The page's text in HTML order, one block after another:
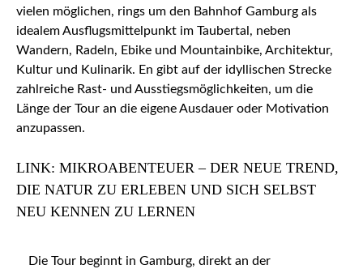
vielen möglichen, rings um den Bahnhof Gamburg als
idealem Ausflugsmittelpunkt im Taubertal, neben
Wandern, Radeln, Ebike und Mountainbike, Architektur,
Kultur und Kulinarik. En gibt auf der idyllischen Strecke
zahlreiche Rast- und Ausstiegsmöglichkeiten, um die
Länge der Tour an die eigene Ausdauer oder Motivation
anzupassen.
LINK: MIKROABENTEUER – DER NEUE TREND,
DIE NATUR ZU ERLEBEN UND SICH SELBST
NEU KENNEN ZU LERNEN
Die Tour beginnt in Gamburg, direkt an der